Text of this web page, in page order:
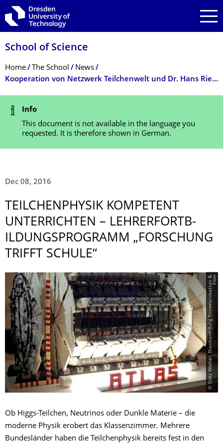
Skip to main navigation
Skip to search
Skip to content
School of Science
Breadcrumb Menu
Home The School
News
Kooperation von Netzwerk Teilchenwelt und Dr. Hans Riegel-Stiftung: Teilchenphysik kompetent unterrichten – Lehrerfortbildungsprogramm „Forschung trifft Schule“
Status Message
Info
This document is not available in the language you
requested. It is therefore shown in German.
Dec 08, 2016
TEILCHENPHYSIK KOMPETENT
UNTERRICHTEN – LEHRERFORTB­
ILDUNGSPROGRAMM „FORSCHUNG
TRIFFT SCHULE“
©
G
ö
t
z
W
a
l­
t
e
r,
B
i
e
r­
m
a
n
n
-
J
u
n
g
K
o
m­
m
u­
n
i­
k
a­
t
i­
o
n
&
F
i
lm
Ob Higgs-Teilchen, Neutrinos oder Dunkle Materie – die
moderne Physik erobert das Klassenzimmer. Mehrere
Bundesländer haben die Teilchenphysik bereits fest in den